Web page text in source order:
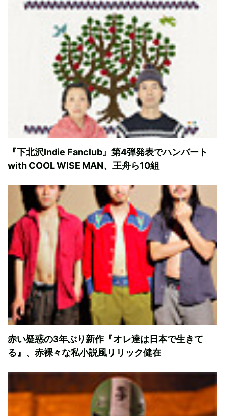
『下北沢Indie Fanclub』第4弾発表でハンバート
with COOL WISE MAN、王舟ら10組
赤い疑惑の3年ぶり新作『オレ達は日本で生きて
る』、赤裸々な私小説風リリック健在